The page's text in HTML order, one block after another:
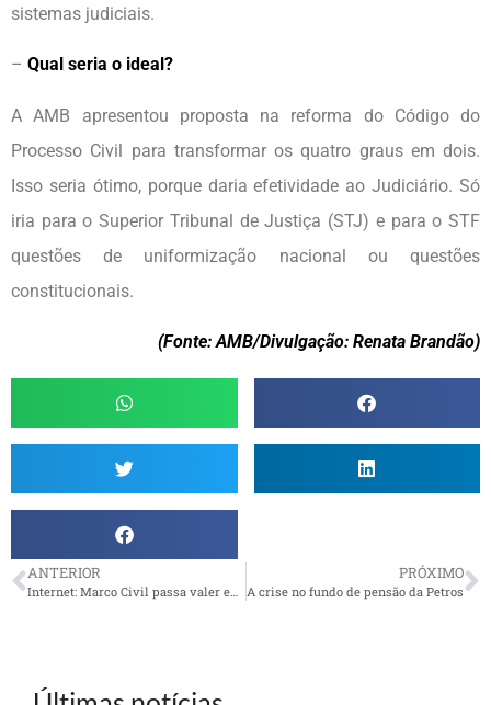
sistemas judiciais.
– Qual seria o ideal?
A AMB apresentou proposta na reforma do Código do
Processo Civil para transformar os quatro graus em dois.
Isso seria ótimo, porque daria efetividade ao Judiciário. Só
iria para o Superior Tribunal de Justiça (STJ) e para o STF
questões de uniformização nacional ou questões
constitucionais.
(Fonte: AMB/Divulgação: Renata Brandão)
ANTERIOR
Internet: Marco Civil passa valer em todo país
PRÓXIMO
A crise no fundo de pensão da Petros